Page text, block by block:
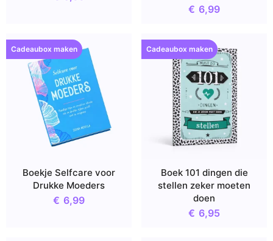
€ 6,99
Cadeaubox maken
Boekje Selfcare voor
Drukke Moeders
€ 6,99
Cadeaubox maken
Boek 101 dingen die
stellen zeker moeten
doen
€ 6,95